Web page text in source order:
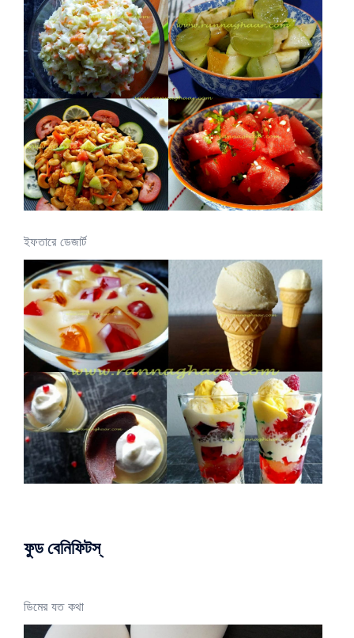
ইফতারে ডেজার্ট
ফুড বেনিফিটস্
ডিমের যত কথা